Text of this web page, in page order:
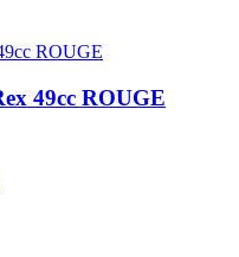
49cc ROUGE